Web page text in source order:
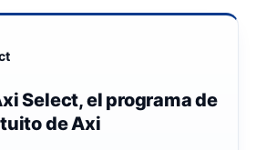
Select, el programa de
de Axi